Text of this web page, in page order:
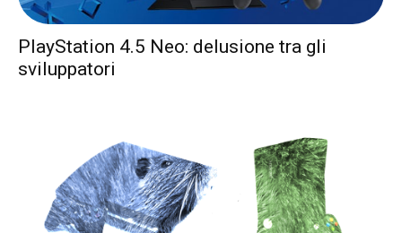
PlayStation 4.5 Neo: delusione tra gli
sviluppatori